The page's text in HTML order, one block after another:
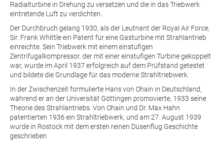
Radialturbine in Drehung zu versetzen und die in das Triebwerk
eintretende Luft zu verdichten.
Der Durchbruch gelang 1930, als der Leutnant der Royal Air Force,
Sir. Frank Whittle ein Patent für eine Gasturbine mit Strahlantrieb
einreichte. Sein Triebwerk mit einem einstufigen
Zentrifugalkompressor, der mit einer einstufigen Turbine gekoppelt
war, wurde im April 1937 erfolgreich auf dem Prüfstand getestet
und bildete die Grundlage für das moderne Strahltriebwerk.
In der Zwischenzeit formulierte Hans von Ohain in Deutschland,
während er an der Universität Göttingen promovierte, 1933 seine
Theorie des Strahlantriebs. Von Ohain und Dr. Max Hahn
patentierten 1936 ein Strahltriebwerk, und am 27. August 1939
wurde in Rostock mit dem ersten reinen Düsenflug Geschichte
geschrieben